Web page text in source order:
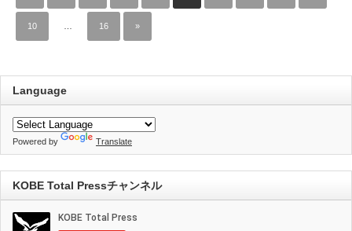
10 16 »
Language
Powered by Translate
KOBE Total Pressチャンネル